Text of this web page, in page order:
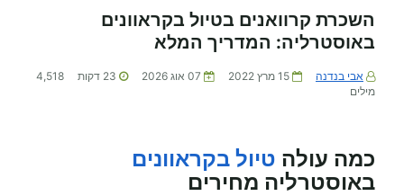
השכרת קרוואנים בטיול בקראוונים
באוסטרליה: המדריך המלא
אבי בנדנה 15 מרץ 2022 07 אוג 2026 23 דקות
4,518
מילים
כמה עולה טיול בקראוונים
באוסטרליה מחירים